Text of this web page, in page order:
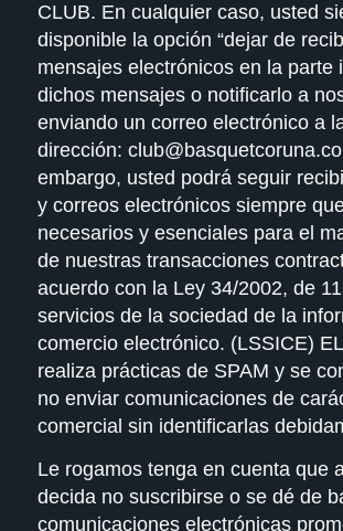
CLUB. En cualquier caso, usted
disponible la opción “dejar de
mensajes electrónicos en la parte
dichos mensajes o notificarlo a
enviando un correo electrónico a
dirección:
embargo, usted podrá seguir
y correos electrónicos siempre
necesarios y esenciales para el
de nuestras transacciones
acuerdo con la Ley 34/2002, de
servicios de la sociedad de la
comercio electrónico. (LSSICE)
realiza prácticas de SPAM y se
no enviar comunicaciones de
comercial sin identificarlas
Le rogamos tenga en cuenta que
decida no suscribirse o se dé de
comunicaciones electrónicas